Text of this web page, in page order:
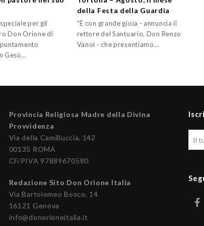
per gli
Don Orione di
Gesù…
della Festa della Guardia
"È con grande gioia - annuncia il
rettore del Santuario, Don Renzo
Vanoi - che presentiamo…
Provincia Religiosa Madre della Divina
Provvidenza
Via della Camilluccia, 142
00135 ROMA
CF/PIVA 97889670580
Redazione Sito Don Orione Italia
Via Bartolomeo Bosco, 14
16121 Genova
info@donorioneitalia.it